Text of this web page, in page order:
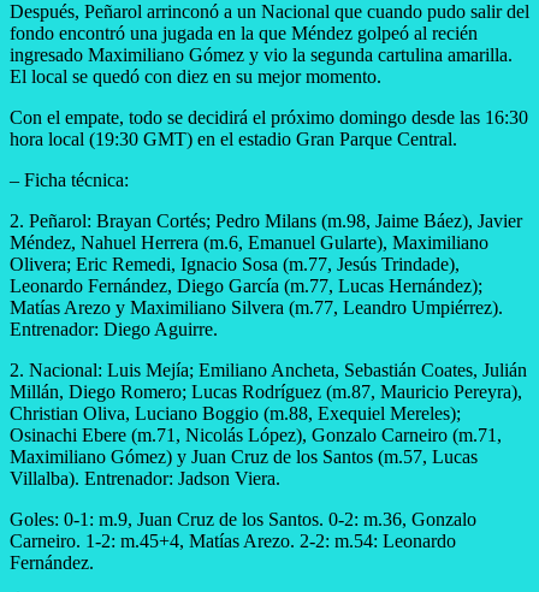
Después, Peñarol arrinconó a un Nacional que cuando pudo salir del
fondo encontró una jugada en la que Méndez golpeó al recién
ingresado Maximiliano Gómez y vio la segunda cartulina amarilla.
El local se quedó con diez en su mejor momento.
Con el empate, todo se decidirá el próximo domingo desde las 16:30
hora local (19:30 GMT) en el estadio Gran Parque Central.
– Ficha técnica:
2. Peñarol: Brayan Cortés; Pedro Milans (m.98, Jaime Báez), Javier
Méndez, Nahuel Herrera (m.6, Emanuel Gularte), Maximiliano
Olivera; Eric Remedi, Ignacio Sosa (m.77, Jesús Trindade),
Leonardo Fernández, Diego García (m.77, Lucas Hernández);
Matías Arezo y Maximiliano Silvera (m.77, Leandro Umpiérrez).
Entrenador: Diego Aguirre.
2. Nacional: Luis Mejía; Emiliano Ancheta, Sebastián Coates, Julián
Millán, Diego Romero; Lucas Rodríguez (m.87, Mauricio Pereyra),
Christian Oliva, Luciano Boggio (m.88, Exequiel Mereles);
Osinachi Ebere (m.71, Nicolás López), Gonzalo Carneiro (m.71,
Maximiliano Gómez) y Juan Cruz de los Santos (m.57, Lucas
Villalba). Entrenador: Jadson Viera.
Goles: 0-1: m.9, Juan Cruz de los Santos. 0-2: m.36, Gonzalo
Carneiro. 1-2: m.45+4, Matías Arezo. 2-2: m.54: Leonardo
Fernández.